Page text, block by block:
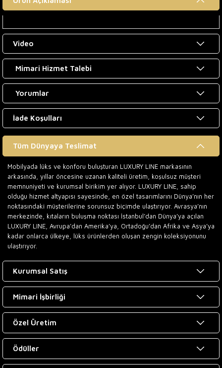
Video
Mimari Hizmet Talebi
Yorumlar
İade Koşulları
Tüm Dünyaya Teslimat
Mobilyada lüks ve konforu buluşturan LUXURY LINE markasının
arkasında, yıllar öncesine uzanan kaliteli üretim, koşulsuz müşteri
memnuniyeti ve kurumsal birikim yer alıyor. LUXURY LINE, sahip
olduğu hizmet altyapısı sayesinde, en özel tasarımlarını Dünya’nın her
noktasındaki müşterilerine sorunsuz biçimde ulaştırıyor. Avrasya’nın
merkezinde, kıtaların buluşma noktası İstanbul’dan Dünya’ya açılan
LUXURY LINE, Avrupa’dan Amerika’ya, Ortadoğu’dan Afrika ve Asya’ya
kadar onlarca ülkeye, lüks ürünlerden oluşan zengin koleksiyonunu
ulaştırıyor.
Kurumsal Satış
Mimari İşbirliği
Özel Üretim
Ödüller